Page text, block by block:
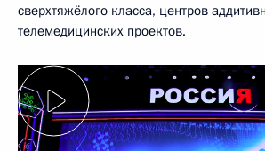
сверхтяжёлого класса, центров
телемедицинских проектов.